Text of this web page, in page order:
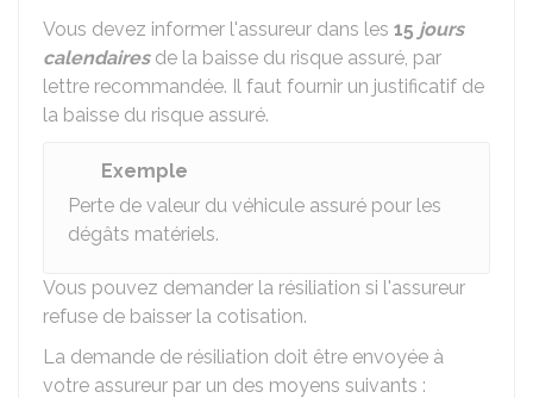
Vous devez informer l'assureur dans les 15 jours
calendairesde la baisse du risque assuré, par
lettre recommandée. Il faut fournir un justificatif de
la baisse du risque assuré.
Exemple
Perte de valeur du véhicule assuré pour les
dégâts matériels.
Vous pouvez demander la résiliation si l'assureur
refuse de baisser la cotisation.
La demande de résiliation doit être envoyée à
votre assureur par un des moyens suivants :